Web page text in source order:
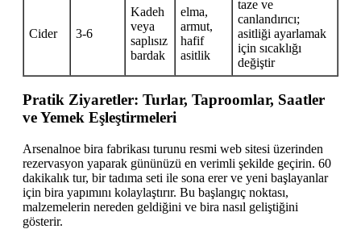
Cider 3-6
Kadeh
veya
saplısız
bardak
elma,
armut,
hafif
asitlik
taze ve
canlandırıcı;
asitliği ayarlamak
için sıcaklığı
değiştir
Pratik Ziyaretler: Turlar, Taproomlar, Saatler
ve Yemek Eşleştirmeleri
Arsenalnoe bira fabrikası turunu resmi web sitesi üzerinden
rezervasyon yaparak gününüzü en verimli şekilde geçirin. 60
dakikalık tur, bir tadıma seti ile sona erer ve yeni başlayanlar
için bira yapımını kolaylaştırır. Bu başlangıç noktası,
malzemelerin nereden geldiğini ve bira nasıl geliştiğini
gösterir.